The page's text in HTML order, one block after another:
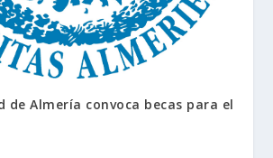
de Almería convoca becas para el